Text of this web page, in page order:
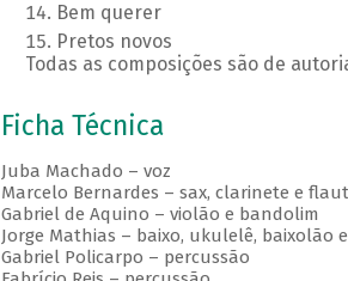
Bem querer
Pretos novos
Todas as composições são de
Ficha Técnica
Juba Machado – voz
Marcelo Bernardes – sax, clarinete e
Gabriel de Aquino – violão e bandolim
Jorge Mathias – baixo, ukulelê, baixolão
Gabriel Policarpo – percussão